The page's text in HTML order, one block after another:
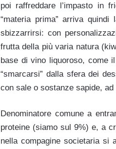
poi raffreddare l’impasto in
“materia prima” arriva
sbizzarrirsi: con
frutta della più varia natura
base di vino liquoroso, come
“smarcarsi” dalla sfera dei
con sale o sostanze sapide,
Denominatore comune a
proteine (siamo sul 9%) e, a
nella compagine societaria si